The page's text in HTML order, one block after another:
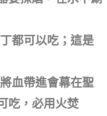
都可以吃；這是
血帶進會幕在聖
吃，必用火焚